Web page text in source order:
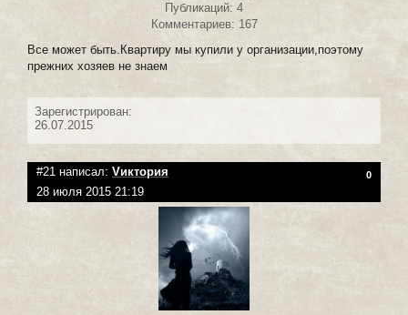
Публикаций: 4
Комментариев: 167
Все может быть.Квартиру мы купили у организации,поэтому
прежних хозяев не знаем
Зарегистрирован:
26.07.2015
#21 написал: Vиктория 0
28 июля 2015 21:19